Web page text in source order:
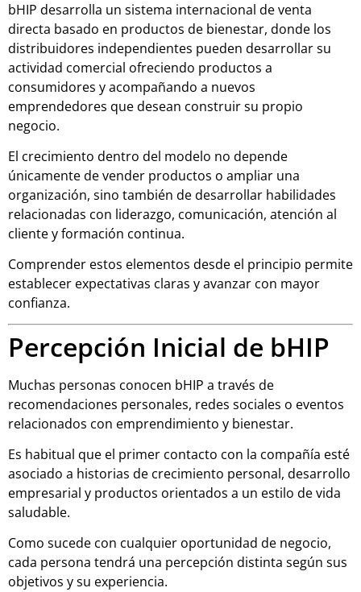
bHIP desarrolla un sistema internacional de venta
directa basado en productos de bienestar, donde los
distribuidores independientes pueden desarrollar su
actividad comercial ofreciendo productos a
consumidores y acompañando a nuevos
emprendedores que desean construir su propio
negocio.
El crecimiento dentro del modelo no depende
únicamente de vender productos o ampliar una
organización, sino también de desarrollar habilidades
relacionadas con liderazgo, comunicación, atención al
cliente y formación continua.
Comprender estos elementos desde el principio permite
establecer expectativas claras y avanzar con mayor
confianza.
Percepción Inicial de bHIP
Muchas personas conocen bHIP a través de
recomendaciones personales, redes sociales o eventos
relacionados con emprendimiento y bienestar.
Es habitual que el primer contacto con la compañía esté
asociado a historias de crecimiento personal, desarrollo
empresarial y productos orientados a un estilo de vida
saludable.
Como sucede con cualquier oportunidad de negocio,
cada persona tendrá una percepción distinta según sus
objetivos y su experiencia.